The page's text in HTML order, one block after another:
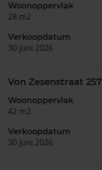
Woonoppervlak
28 m2
Verkoopdatum
30 juni 2026
Von Zesenstraat 257
Woonoppervlak
42 m2
Verkoopdatum
30 juni 2026